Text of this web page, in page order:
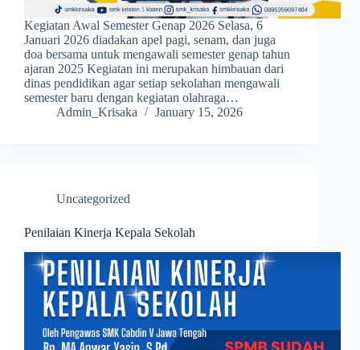
Kegiatan Awal Semester Genap 2026 Selasa, 6
Januari 2026 diadakan apel pagi, senam, dan juga
doa bersama untuk mengawali semester genap tahun
ajaran 2025 Kegiatan ini merupakan himbauan dari
dinas pendidikan agar setiap sekolahan mengawali
semester baru dengan kegiatan olahraga…
Admin_Krisaka
January 15, 2026
Uncategorized
Penilaian Kinerja Kepala Sekolah